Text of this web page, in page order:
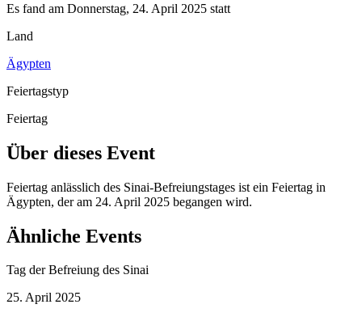
Es fand am Donnerstag, 24. April 2025 statt
Land
Ägypten
Feiertagstyp
Feiertag
Über dieses Event
Feiertag anlässlich des Sinai-Befreiungstages ist ein Feiertag in
Ägypten, der am 24. April 2025 begangen wird.
Ähnliche Events
Tag der Befreiung des Sinai
25. April 2025